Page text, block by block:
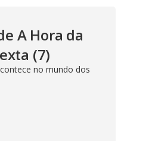
A Hora da
(7)
no mundo dos